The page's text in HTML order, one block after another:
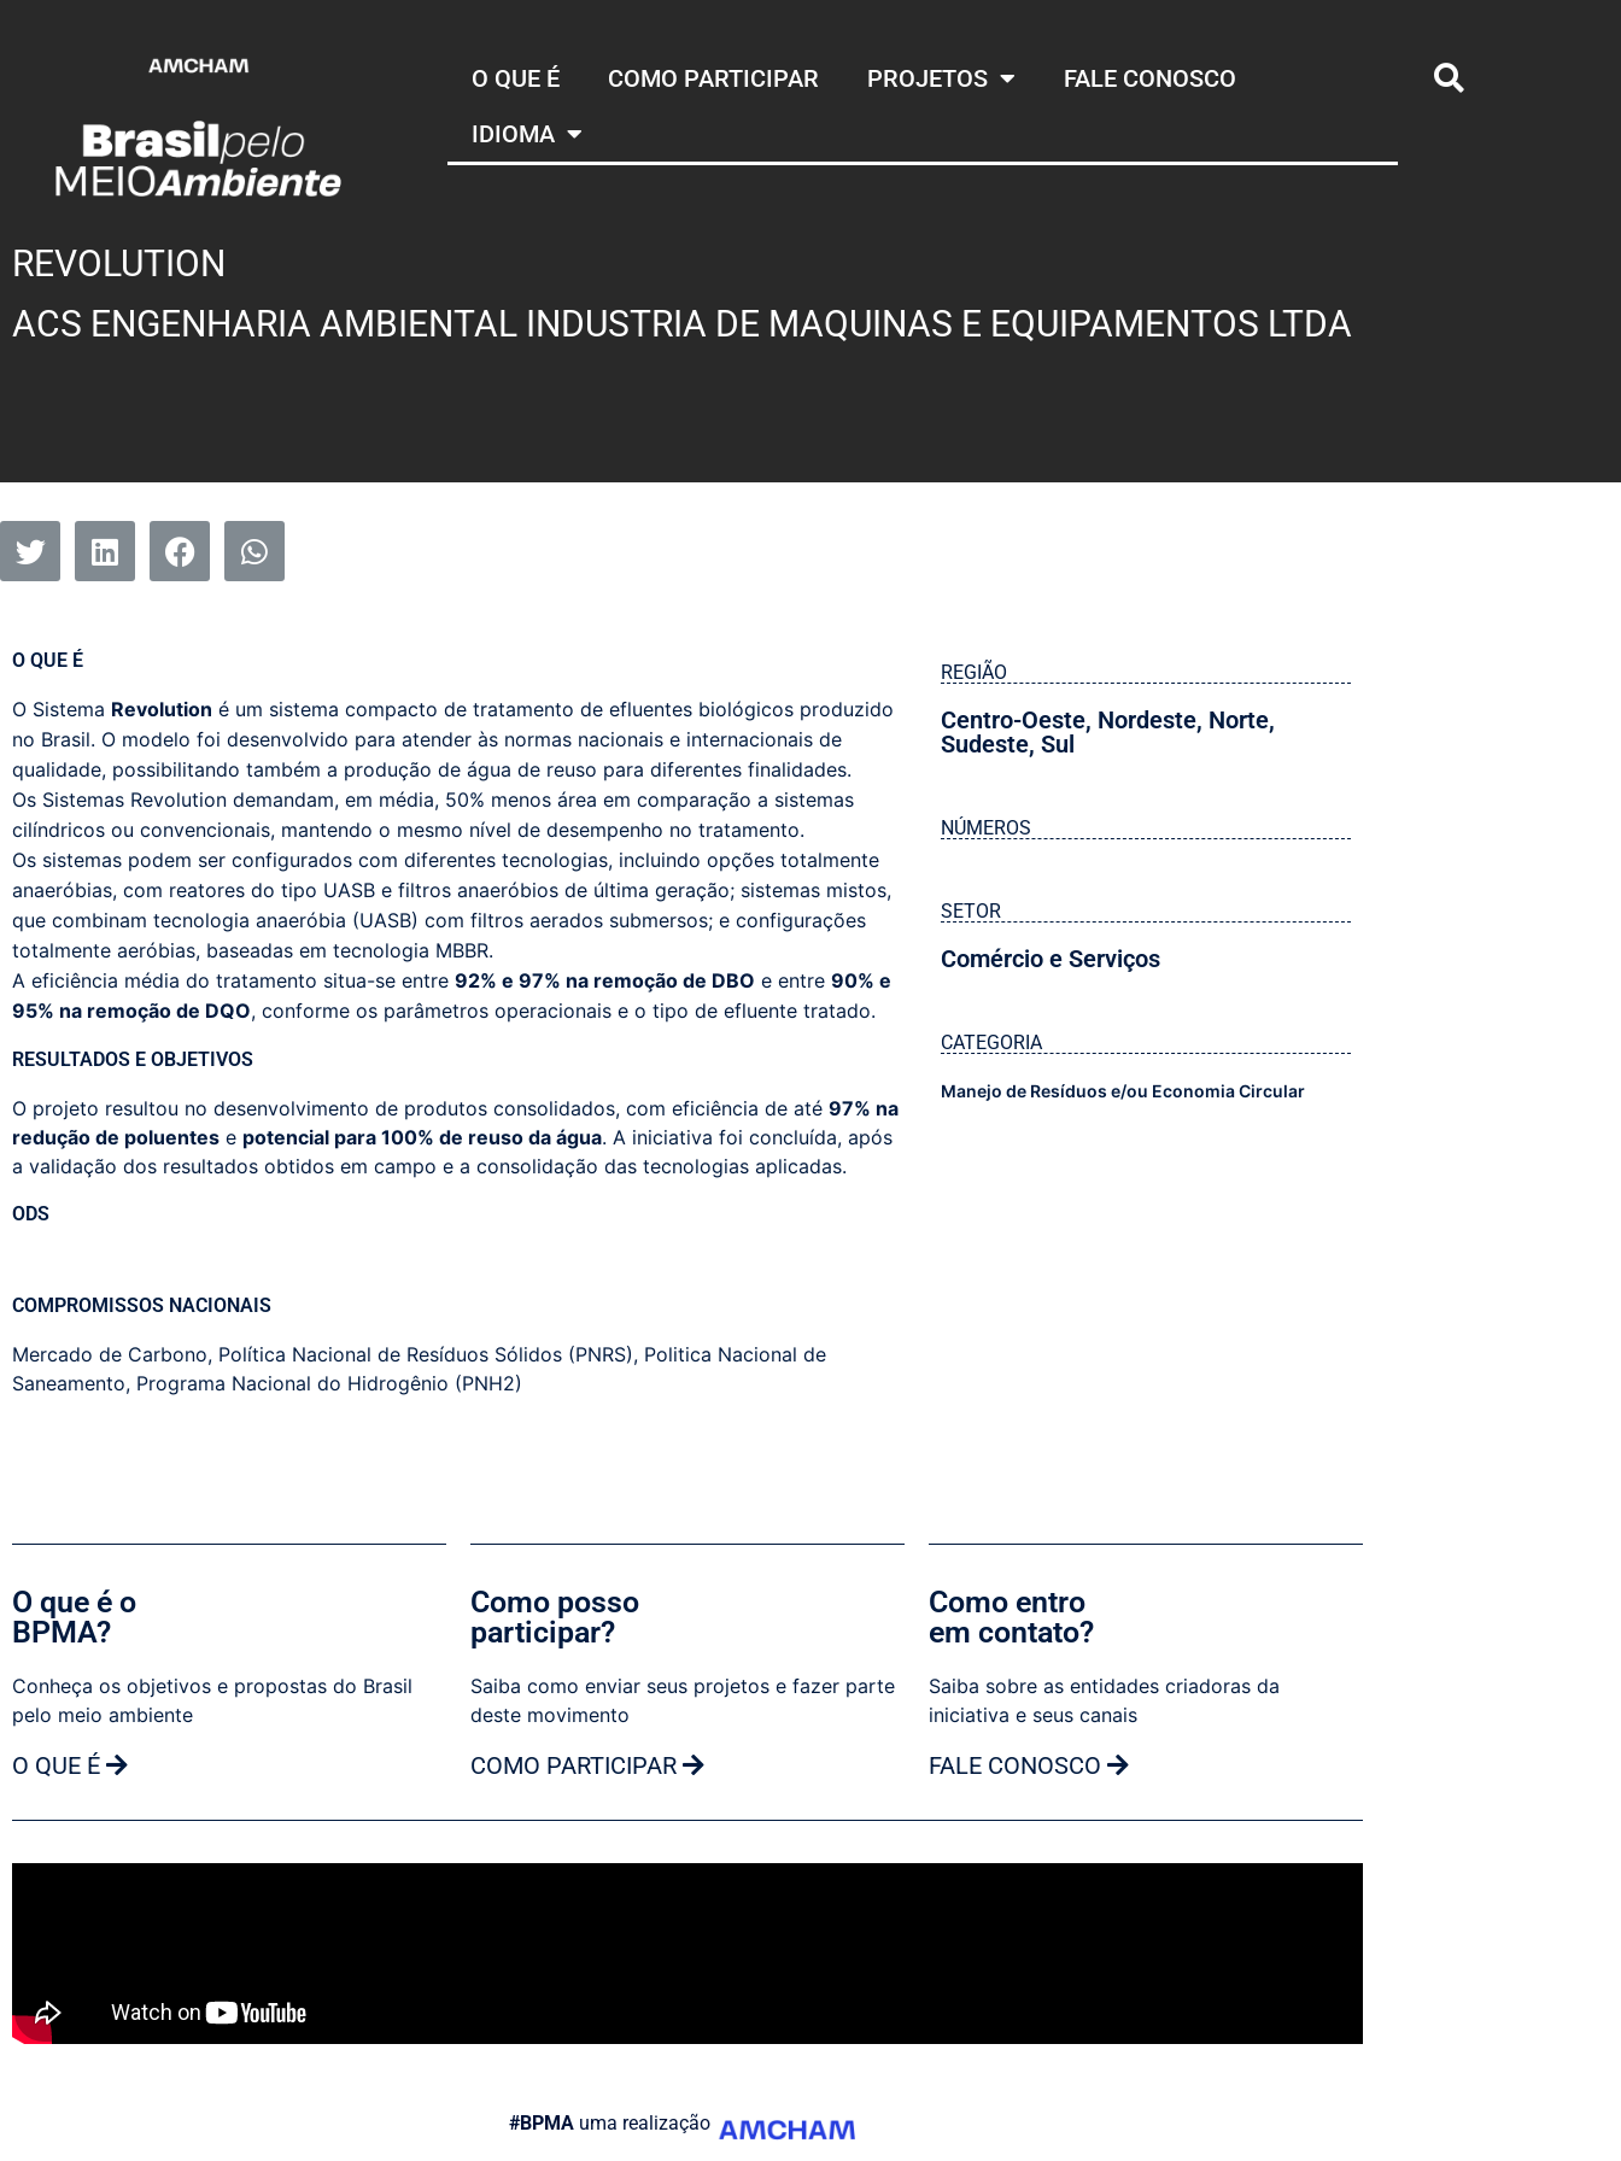
O QUE É COMO PARTICIPAR PROJETOS
FALE CONOSCO
IDIOMA
REVOLUTION
ACS ENGENHARIA AMBIENTAL INDUSTRIA DE MAQUINAS E EQUIPAMENTOS LTDA
O QUE É
O Sistema Revolution é um sistema compacto de tratamento de efluentes biológicos produzido
no Brasil. O modelo foi desenvolvido para atender às normas nacionais e internacionais de
qualidade, possibilitando também a produção de água de reuso para diferentes finalidades.
Os Sistemas Revolution demandam, em média, 50% menos área em comparação a sistemas
cilíndricos ou convencionais, mantendo o mesmo nível de desempenho no tratamento.
Os sistemas podem ser configurados com diferentes tecnologias, incluindo opções totalmente
anaeróbias, com reatores do tipo UASB e filtros anaeróbios de última geração; sistemas mistos,
que combinam tecnologia anaeróbia (UASB) com filtros aerados submersos; e configurações
totalmente aeróbias, baseadas em tecnologia MBBR.
A eficiência média do tratamento situa-se entre 92% e 97% na remoção de DBO e entre 90% e
95% na remoção de DQO, conforme os parâmetros operacionais e o tipo de efluente tratado.
RESULTADOS E OBJETIVOS
O projeto resultou no desenvolvimento de produtos consolidados, com eficiência de até 97% na
redução de poluentes e potencial para 100% de reuso da água. A iniciativa foi concluída, após
a validação dos resultados obtidos em campo e a consolidação das tecnologias aplicadas.
ODS
COMPROMISSOS NACIONAIS
Mercado de Carbono, Política Nacional de Resíduos Sólidos (PNRS), Politica Nacional de
Saneamento, Programa Nacional do Hidrogênio (PNH2)
REGIÃO
Centro-Oeste, Nordeste, Norte,
Sudeste, Sul
NÚMEROS
SETOR
Comércio e Serviços
CATEGORIA
Manejo de Resíduos e/ou Economia Circular
O que é o
BPMA?
Conheça os objetivos e propostas do Brasil
pelo meio ambiente
O QUE É
Como posso
participar?
Saiba como enviar seus projetos e fazer parte
deste movimento
COMO PARTICIPAR
Como entro
em contato?
Saiba sobre as entidades criadoras da
iniciativa e seus canais
FALE CONOSCO
#BPMAuma realização